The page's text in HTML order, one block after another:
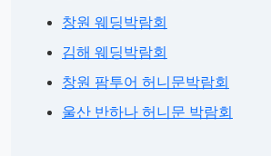
창원 웨딩박람회
김해 웨딩박람회
창원 팜투어 허니문박람회
울산 반하나 허니문 박람회